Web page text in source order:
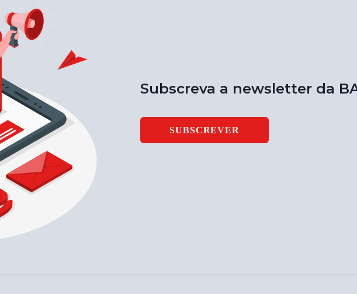
Subscreva a newsletter da
SUBSCREVER